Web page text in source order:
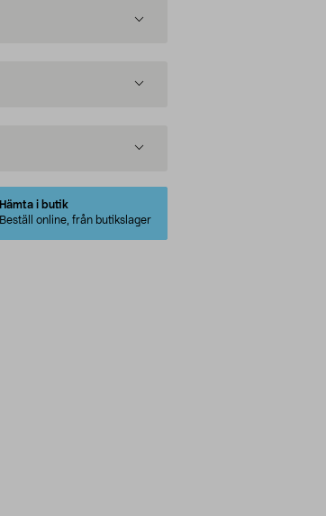
Hämta i butik
Beställ online, från butikslager